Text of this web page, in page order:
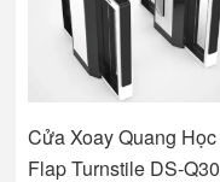
Cửa Xoay Quang Học
Flap Turnstile DS-Q30